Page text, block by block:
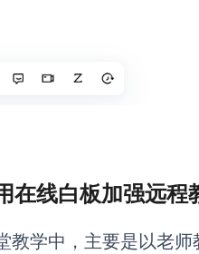
在线白板加强远程
教学中，主要是以老